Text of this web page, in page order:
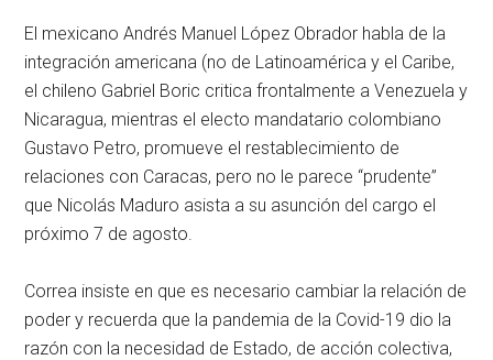
El mexicano Andrés Manuel López Obrador habla de la
integración americana (no de Latinoamérica y el Caribe,
el chileno Gabriel Boric critica frontalmente a Venezuela y
Nicaragua, mientras el electo mandatario colombiano
Gustavo Petro, promueve el restablecimiento de
relaciones con Caracas, pero no le parece “prudente”
que Nicolás Maduro asista a su asunción del cargo el
próximo 7 de agosto.
Correa insiste en que es necesario cambiar la relación de
poder y recuerda que la pandemia de la Covid-19 dio la
razón con la necesidad de Estado, de acción colectiva,